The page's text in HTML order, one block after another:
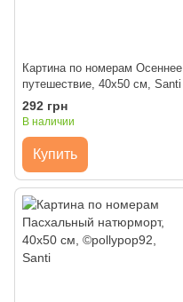
Картина по номерам Осеннее
путешествие, 40х50 см, Santi
292 грн
В наличии
Купить